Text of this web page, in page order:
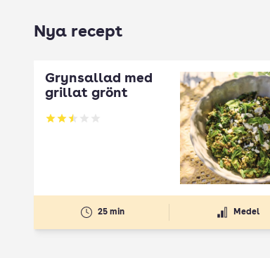
Nya recept
Grynsallad med
grillat grönt
Betyg: 2.5 av 5
25 min Medel